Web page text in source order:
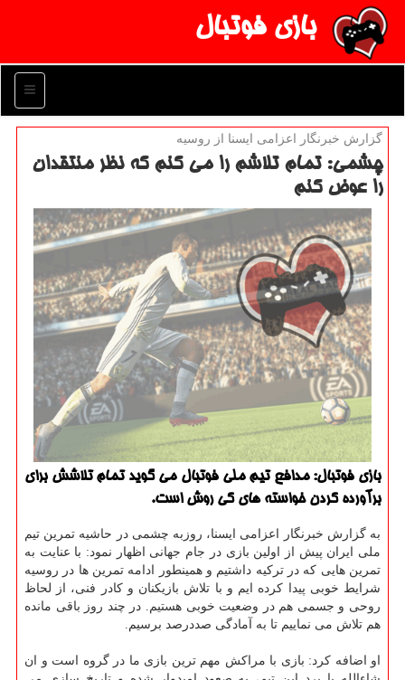
بازی فوتبال
منو
گزارش خبرنگار اعزامی ایسنا از روسیه
چشمی: تمام تلاشم را می كنم كه نظر منتقدان
را عوض كنم
بازی فوتبال: مدافع تیم ملی فوتبال می گوید تمام تلاشش برای
برآورده كردن خواسته های كی روش است.
به گزارش خبرنگار اعزامی ایسنا، روزبه چشمی در حاشیه تمرین تیم
ملی ایران پیش از اولین بازی در جام جهانی اظهار نمود: با عنایت به
تمرین هایی كه در تركیه داشتیم و همینطور ادامه تمرین ها در روسیه
شرایط خوبی پیدا كرده ایم و با تلاش بازیكنان و كادر فنی، از لحاظ
روحی و جسمی هم در وضعیت خوبی هستیم. در چند روز باقی مانده
هم تلاش می نماییم تا به آمادگی صددرصد برسیم.
او اضافه كرد: بازی با مراكش مهم ترین بازی ما در گروه است و ان